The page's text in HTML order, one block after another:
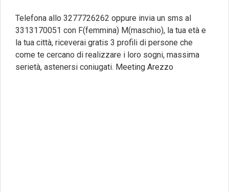
Telefona allo 3277726262 oppure invia un sms al
3313170051 con F(femmina) M(maschio), la tua età e
la tua città, riceverai gratis 3 profili di persone che
come te cercano di realizzare i loro sogni, massima
serietà, astenersi coniugati. Meeting Arezzo